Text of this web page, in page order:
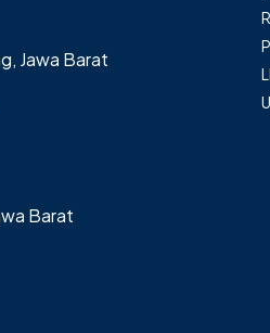
Jawa Barat
Barat